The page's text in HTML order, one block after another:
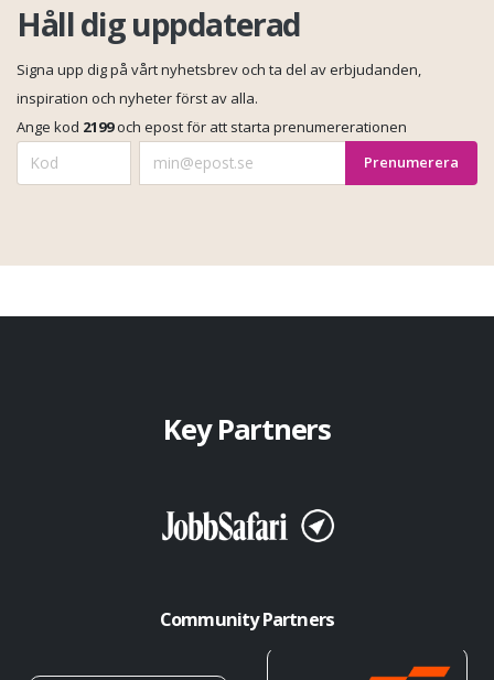
Håll dig uppdaterad
Signa upp dig på vårt nyhetsbrev och ta del av erbjudanden,
inspiration och nyheter först av alla.
Ange kod 2199och epost för att starta prenumererationen
Key Partners
Community Partners